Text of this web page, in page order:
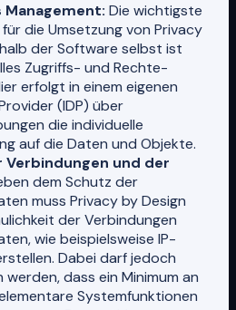
Management: Die wichtigste
die Umsetzung von Privacy
der Software selbst ist
Zugriffs- und Rechte-
erfolgt in einem eigenen
(IDP) über
die individuelle
auf die Daten und Objekte.
Verbindungen und der
dem Schutz der
muss Privacy by Design
der Verbindungen
wie beispielsweise IP-
Dabei darf jedoch
dass ein Minimum an
Systemfunktionen